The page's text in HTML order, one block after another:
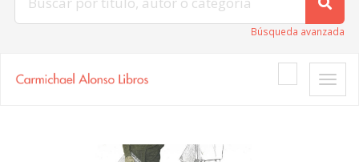
Búsqueda avanzada
Toggle